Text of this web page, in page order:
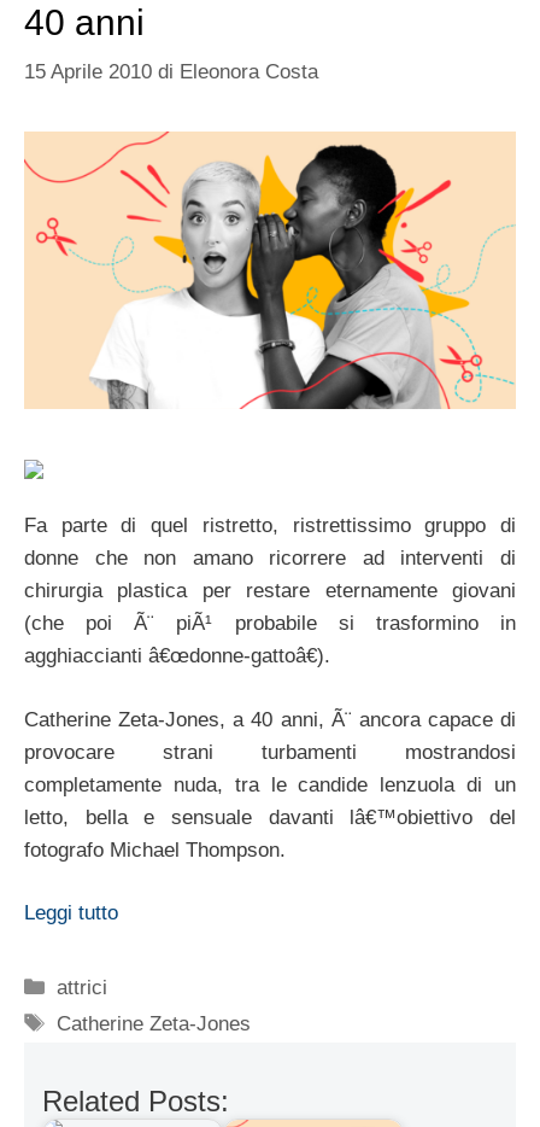
40 anni
15 Aprile 2010 di Eleonora Costa
Fa parte di quel ristretto, ristrettissimo gruppo di
donne che non amano ricorrere ad interventi di
chirurgia plastica per restare eternamente giovani
(che poi Ã¨ piÃ¹ probabile si trasformino in
agghiaccianti â€œdonne-gattoâ€).
Catherine Zeta-Jones, a 40 anni, Ã¨ ancora capace di
provocare strani turbamenti mostrandosi
completamente nuda, tra le candide lenzuola di un
letto, bella e sensuale davanti lâ€™obiettivo del
fotografo Michael Thompson.
Leggi tutto
Categorie
attrici
Tag
Catherine Zeta-Jones
Related Posts: